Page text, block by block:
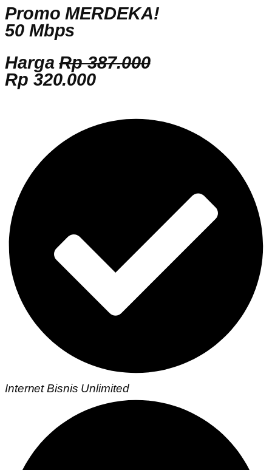
Promo MERDEKA!
50 Mbps
HargaRp 387.000
Rp 320.000
Internet Bisnis Unlimited